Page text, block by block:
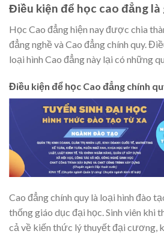
Điều kiện để học cao đẳng là
Học Cao đẳng hiện nay được chia
đẳng nghề và Cao đẳng chính quy.
loại hình Cao đẳng này lại có những
Điều kiện để học Cao đẳng chính
Cao đẳng chính quy là loại hình đào
thống giáo dục đại học. Sinh viên khi
cả về kiến thức lý thuyết đại cương,